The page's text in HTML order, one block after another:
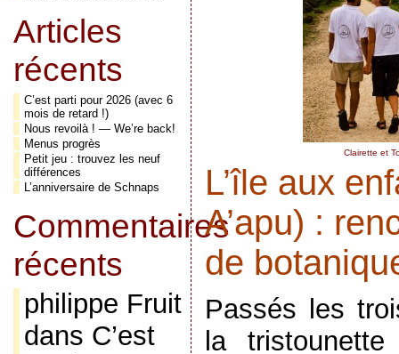
Articles
récents
C’est parti pour 2026 (avec 6
mois de retard !)
Nous revoilà ! — We’re back!
Menus progrès
Petit jeu : trouvez les neuf
différences
L’anniversaire de Schnaps
Commentaires
récents
philippe Fruit
dans C’est
Clairette et
L’île aux
A’apu) :
de
Passés les
la tristounette